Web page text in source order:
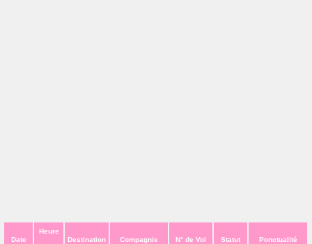
Date
Heure
Destination Compagnie N° de Vol Statut Ponctualité